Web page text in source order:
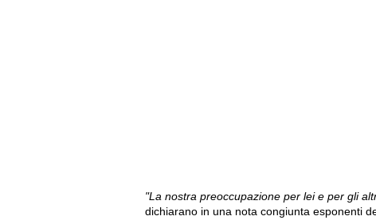
"La nostra preoccupazione per lei e per gli
dichiarano in una nota congiunta esponenti